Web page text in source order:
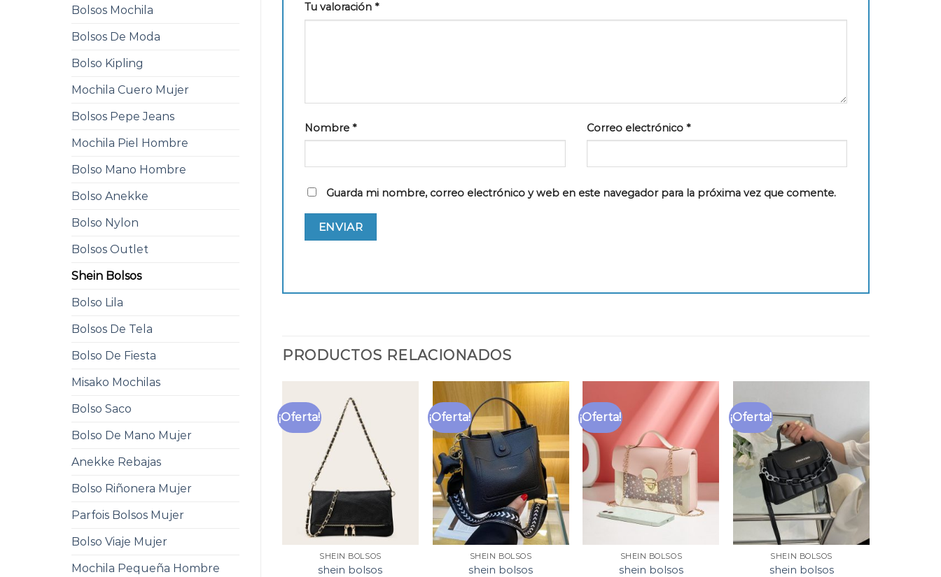
Bolsos Mochila
Bolsos De Moda
Bolso Kipling
Mochila Cuero Mujer
Bolsos Pepe Jeans
Mochila Piel Hombre
Bolso Mano Hombre
Bolso Anekke
Bolso Nylon
Bolsos Outlet
Shein Bolsos
Bolso Lila
Bolsos De Tela
Bolso De Fiesta
Misako Mochilas
Bolso Saco
Bolso De Mano Mujer
Anekke Rebajas
Bolso Riñonera Mujer
Parfois Bolsos Mujer
Bolso Viaje Mujer
Mochila Pequeña Hombre
Tu valoración *
Nombre * Correo electrónico *
Guarda mi nombre, correo electrónico y web en este navegador para la próxima vez que comente.
PRODUCTOS RELACIONADOS
¡Oferta!
SHEIN BOLSOS
shein bolsos
¡Oferta!
SHEIN BOLSOS
shein bolsos
¡Oferta!
SHEIN BOLSOS
shein bolsos
¡Oferta!
SHEIN BOLSOS
shein bolsos